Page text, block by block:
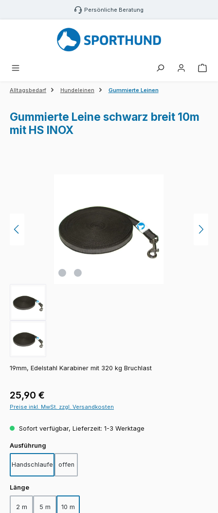
Zum Hauptinhalt springen Persönliche Beratung
Alltagsbedarf Hundeleinen Gummierte Leinen
Gummierte Leine schwarz breit 10m
mit HS INOX
19mm, Edelstahl Karabiner mit 320 kg Bruchlast
Regulärer Preis:
25,90 €
Preise inkl. MwSt. zzgl. Versandkosten
Sofort verfügbar, Lieferzeit: 1-3 Werktage
Ausführung
Handschlaufe offen
Längeauswählen
2 m 5 m 10 m